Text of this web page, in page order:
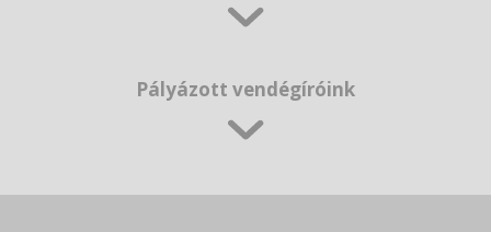
Pályázott vendégíróink